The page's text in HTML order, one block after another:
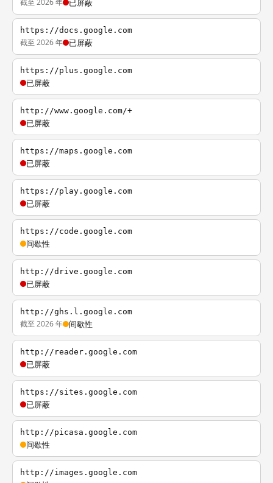
截至 2026 年 已屏蔽
https://docs.google.com
截至 2026 年 已屏蔽
https://plus.google.com
已屏蔽
http://www.google.com/+
已屏蔽
https://maps.google.com
已屏蔽
https://play.google.com
已屏蔽
https://code.google.com
间歇性
http://drive.google.com
已屏蔽
http://ghs.l.google.com
截至 2026 年 间歇性
http://reader.google.com
已屏蔽
https://sites.google.com
已屏蔽
http://picasa.google.com
间歇性
http://images.google.com